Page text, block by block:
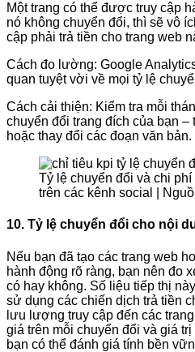
Một trang có thể được truy cập
nó không chuyển đổi, thì sẽ vô
cập phải trả tiền cho trang web
Cách đo lường: Google
quan tuyệt vời về mọi tỷ lệ
Cách cải thiện: Kiểm tra mỗi
chuyển đổi trang đích của bạn –
hoặc thay đổi các đoạn văn bản.
Tỷ lệ chuyển đổi và chi
trên các kênh social |
10. Tỷ lệ chuyển đổi cho nội
Nếu bạn đã tạo các trang web
hành động rõ ràng, bạn nên đo
có hay không. Số liệu tiếp thị
sử dụng các chiến dịch trả tiền
lưu lượng truy cập đến các
giá trên mỗi chuyển đổi và giá
bạn có thể đánh giá tính bền